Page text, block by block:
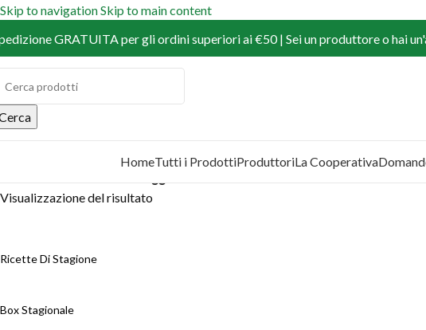
Skip to navigationSkip to main content
GRATUITA per gli ordini superiori ai €50 | Sei un produttore o hai
HomeTutti i ProdottiProduttoriLa Cooperativa
Visualizzazione del risultato
Ricette Di Stagione
Box Stagionale